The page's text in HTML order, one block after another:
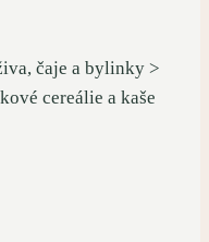
čaje a bylinky >
cereálie a kaše